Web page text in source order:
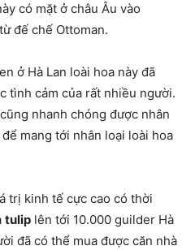
có mặt ở châu Âu vào
đế chế Ottoman.
ở Hà Lan loài hoa này đã
tình cảm của rất nhiều người.
cũng nhanh chóng được nhân
mang tới nhân loại loài hoa
trị kinh tế cực cao có thời
tulip lên tới 10.000 guilder Hà
đã có thể mua được căn nhà